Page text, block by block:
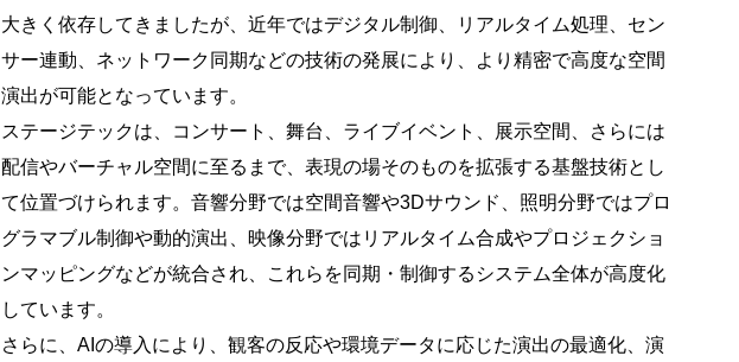
大きく依存してきましたが、近年ではデジタル制御、リアルタイム処理、セン
サー連動、ネットワーク同期などの技術の発展により、より精密で高度な空間
演出が可能となっています。
ステージテックは、コンサート、舞台、ライブイベント、展示空間、さらには
配信やバーチャル空間に至るまで、表現の場そのものを拡張する基盤技術とし
て位置づけられます。音響分野では空間音響や3Dサウンド、照明分野ではプロ
グラマブル制御や動的演出、映像分野ではリアルタイム合成やプロジェクショ
ンマッピングなどが統合され、これらを同期・制御するシステム全体が高度化
しています。
さらに、 AIの導入により、観客の反応や環境データに応じた演出の最適化、演